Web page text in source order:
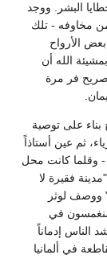
البشر. ووجد
مخاوفه - تلك
الأرواح
الله أن
فر مرة
بناء على توصية
ثم عين أستاذاً
- وقلما كانت محل
فقيرة لا
ووصف لوثر
منغمسون في
الناس إدماناً
في ألمانيا